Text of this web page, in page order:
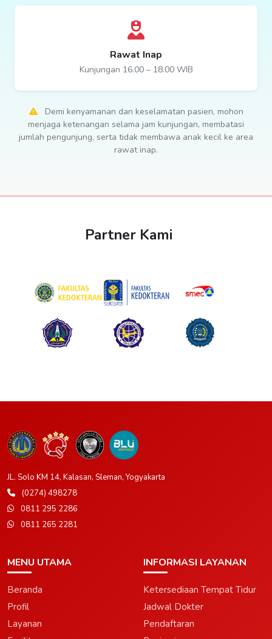
Rawat Inap
Kunjungan 16.00 – 18.00 WIB
Demi kenyamanan dan keselamatan pasien, mohon
menjaga ketenangan selama jam kunjungan, membatasi
jumlah pengunjung, serta tidak membawa anak kecil ke area
rawat inap.
Partner Kami
JL. Solo KM 14, Kalasan, Sleman, Yogyakarta
(0274) 498278
0811 295 2286
0811 265 2281
MENU UTAMA
Beranda
Profil
Layanan
INFORMASI LAYANAN
Ketersediaan Tempat Tidur
Jadwal Dokter
Pendaftaran